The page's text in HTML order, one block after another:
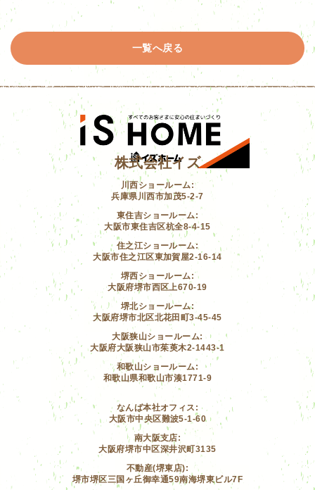
一覧へ戻る
株式会社イズ
川西ショールーム:
兵庫県川西市加茂5-2-7
東住吉ショールーム:
大阪市東住吉区杭全8-4-15
住之江ショールーム:
大阪市住之江区東加賀屋2-16-14
堺西ショールーム:
大阪府堺市西区上670-19
堺北ショールーム:
大阪府堺市北区北花田町3-45-45
大阪狭山ショールーム:
大阪府大阪狭山市茱萸木2-1443-1
和歌山ショールーム:
和歌山県和歌山市湊1771-9
なんば本社オフィス:
大阪市中央区難波5-1-60
南大阪支店:
大阪府堺市中区深井沢町3135
不動産(堺東店):
堺市堺区三国ヶ丘御幸通59南海堺東ビル7F